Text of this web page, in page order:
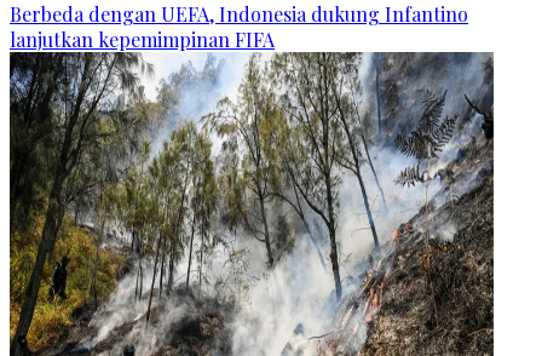
Berbeda dengan UEFA, Indonesia dukung Infantino
lanjutkan kepemimpinan FIFA